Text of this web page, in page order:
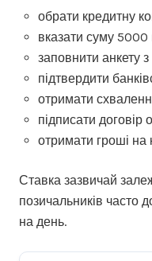
обрати кредитну
вказати суму 5000
заповнити анкету
підтвердити
отримати
підписати договір
отримати гроші на
Ставка зазвичай
позичальників часто
на день.